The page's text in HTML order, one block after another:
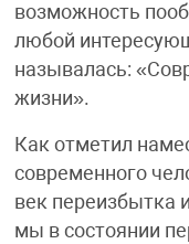
возможность
любой
называлась:
жизни».
Как отметил
современного
век переизбытка
мы в состоянии